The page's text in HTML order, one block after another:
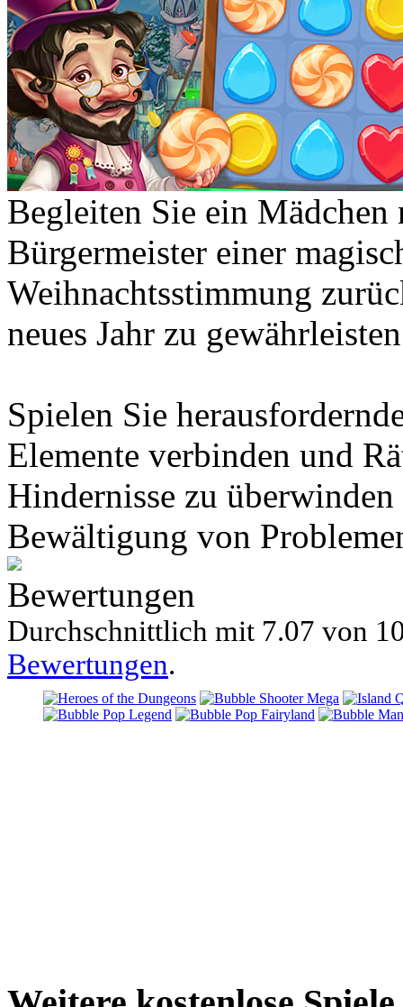
Begleiten Sie ein Mädchen
Bürgermeister einer
Weihnachtsstimmung
neues Jahr zu
Spielen Sie
Elemente verbinden und
Hindernisse zu
Bewältigung von
Bewertungen
Durchschnittlich mit 7.07 von
Bewertungen.